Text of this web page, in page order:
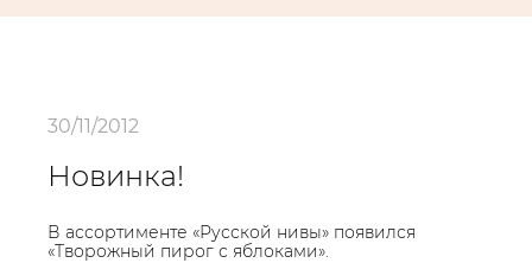
30/11/2012
Новинка!
В ассортименте «Русской нивы» появился
«Творожный пирог с яблоками».